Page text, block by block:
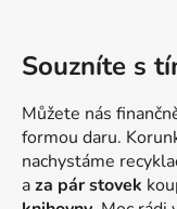
Souzníte s
Můžete nás
formou daru.
nachystáme
aza pár stovek